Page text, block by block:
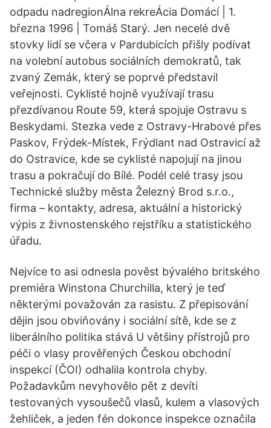
odpadu nadregionÁlna rekreÁcia Domácí | 1.
března 1996 | Tomáš Starý. Jen necelé dvě
stovky lidí se včera v Pardubicích přišly podívat
na volební autobus sociálních demokratů, tak
zvaný Zemák, který se poprvé představil
veřejnosti. Cyklisté hojně využívají trasu
přezdívanou Route 59, která spojuje Ostravu s
Beskydami. Stezka vede z Ostravy-­Hrabové přes
Paskov, Frýdek-­Místek, Frýdlant nad Ostravicí až
do Ostravice, kde se cyklisté napojují na jinou
trasu a pokračují do Bílé. Podél celé trasy jsou
Technické služby města Železný Brod s.r.o.,
firma – kontakty, adresa, aktuální a historický
výpis z živnostenského rejstříku a statistického
úřadu.
Nejvíce to asi odnesla pověst bývalého britského
premiéra Winstona Churchilla, který je teď
některými považován za rasistu. Z přepisování
dějin jsou obviňovány i sociální sítě, kde se z
liberálního politika stává U většiny přístrojů pro
péči o vlasy prověřených Českou obchodní
inspekcí (ČOI) odhalila kontrola chyby.
Požadavkům nevyhovělo pět z devíti
testovaných vysoušečů vlasů, kulem a vlasových
žehliček, a jeden fén dokonce inspekce označila